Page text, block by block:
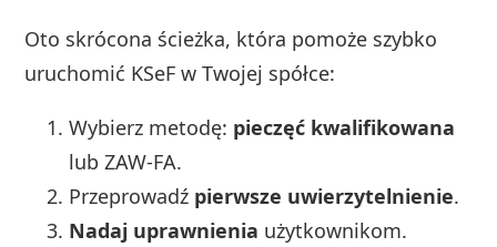
Oto skrócona ścieżka, która pomoże szybko
uruchomić KSeF w Twojej spółce:
Wybierz metodę: pieczęć kwalifikowana
lub ZAW-FA.
Przeprowadź pierwsze uwierzytelnienie.
Nadaj uprawnienia użytkownikom.